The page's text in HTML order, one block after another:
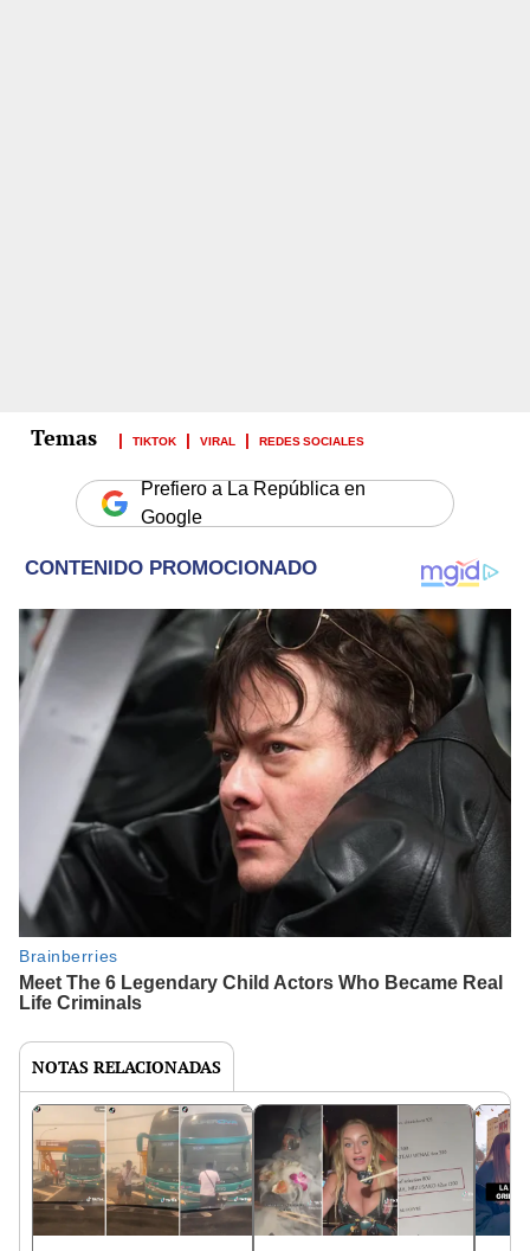
TIKTOK VIRAL REDES SOCIALES
Prefiero a La República en
Google
NOTAS RELACIONADAS